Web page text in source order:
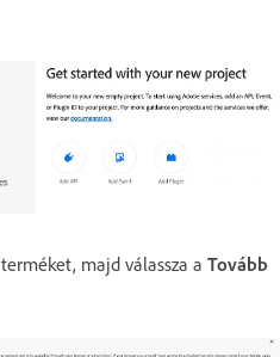
terméket, majd válassza a Tovább